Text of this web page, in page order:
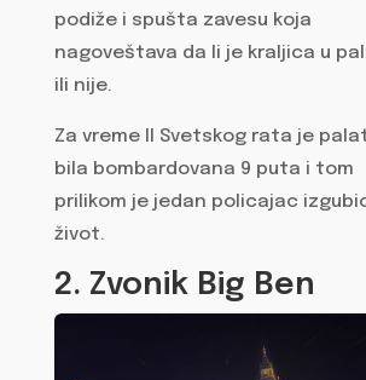
podiže i spušta zavesu koja
nagoveštava da li je kraljica u
ili nije.
Za vreme II Svetskog rata je
bila bombardovana 9 puta i tom
prilikom je jedan policajac
život.
2. Zvonik Big Ben